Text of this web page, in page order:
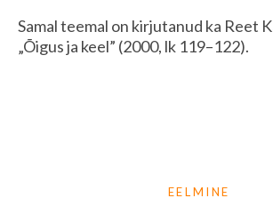
Samal teemal on kirjutanud ka Reet
„Õigus ja keel” (2000, lk 119–122).
EELMINE